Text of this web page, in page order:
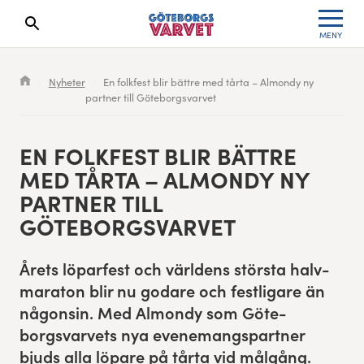
MENY
Sökresultaten dyker upp här
Nyheter
En folkfest blir bättre med tårta – Almondy ny
partner till Göteborgsvarvet
EN FOLK­FEST BLIR BÄT­TRE
MED TÅR­TA – ALMONDY NY
PART­NER TILL
GÖTEBORGSVARVET
Årets löpar­fest och världens störs­ta halv­
mara­ton blir nu godare och fes­tli­gare än
någon­sin. Med Almondy som Göte­
borgsvarvets nya even­e­mangspart­ner
bjuds alla löpare på tår­ta vid mål­gång.
Deltagarinformation
Bana
Göteborgsvarvet Expo
Löparinspiration och träning
Spring för välgörenhet
Göteborgsvarvet familjeområde
Stafettvarvet
Minivarvet
Lilla Varvet
Varvetmilen
Evenemangs- & mediepartners
Partners Varvetveckan
Partnerportal
Resultatarkiv